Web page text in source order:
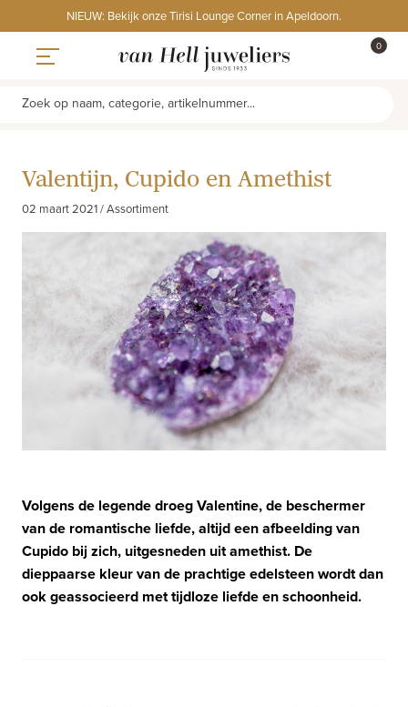
to
content
NIEUW: Bekijk onze Tirisi Lounge Corner in Apeldoorn.
0
Zoek op naam, categorie, artikelnummer...
Valentijn, Cupido en Amethist
02 maart 2021 / Assortiment
Volgens de legende droeg Valentine, de beschermer
van de romantische liefde, altijd een afbeelding van
Cupido bij zich, uitgesneden uit amethist. De
dieppaarse kleur van de prachtige edelsteen wordt dan
ook geassocieerd met tijdloze liefde en schoonheid.